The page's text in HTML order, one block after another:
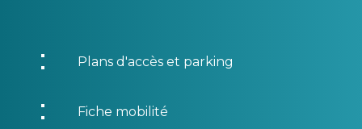
Plans d'accès et parking
Fiche mobilité